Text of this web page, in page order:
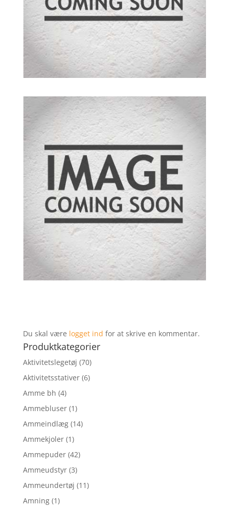
Du skal være logget ind for at skrive en kommentar.
Produktkategorier
Aktivitetslegetøj (70)
Aktivitetsstativer (6)
Amme bh (4)
Ammebluser (1)
Ammeindlæg (14)
Ammekjoler (1)
Ammepuder (42)
Ammeudstyr (3)
Ammeundertøj (11)
Amning (1)